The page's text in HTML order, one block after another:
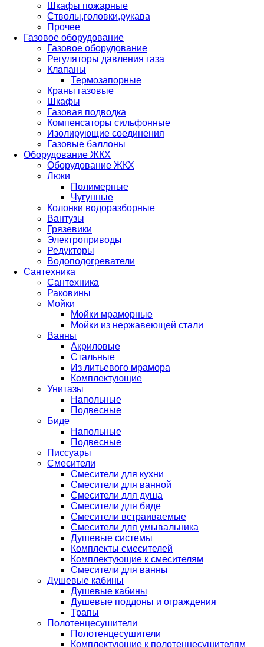
Шкафы пожарные
Стволы,головки,рукава
Прочее
Газовое оборудование
Газовое оборудование
Регуляторы давления газа
Клапаны
Термозапорные
Краны газовые
Шкафы
Газовая подводка
Компенсаторы сильфонные
Изолирующие соединения
Газовые баллоны
Оборудование ЖКХ
Оборудование ЖКХ
Люки
Полимерные
Чугунные
Колонки водоразборные
Вантузы
Грязевики
Электроприводы
Редукторы
Водоподогреватели
Сантехника
Сантехника
Раковины
Мойки
Мойки мраморные
Мойки из нержавеющей стали
Ванны
Акриловые
Стальные
Из литьевого мрамора
Комплектующие
Унитазы
Напольные
Подвесные
Биде
Напольные
Подвесные
Писсуары
Смесители
Смесители для кухни
Смесители для ванной
Смесители для душа
Смесители для биде
Смесители встраиваемые
Смесители для умывальника
Душевые системы
Комплекты смесителей
Комплектующие к смесителям
Смесители для ванны
Душевые кабины
Душевые кабины
Душевые поддоны и ограждения
Трапы
Полотенцесушители
Полотенцесушители
Комплектующие к полотенцесушителям